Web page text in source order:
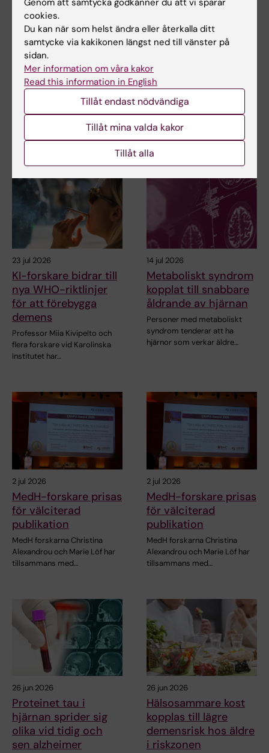
Uppdaterad av:
Webb Admin
Dela
Relaterade artiklar
23 jul 2026
KI-forskare bidrar till
nya WHO-riktlinjer
för att förebygga
demens
Professor Miia Kivipelto och
flera forskare vid Karolinska
Institutet har…
14 jul 2026
Metaboliskt syndrom
kopplat till snabbare
åldrande av hjärnan
Personer med metaboliskt
syndrom tenderar att ha
hjärnor som verkar äldre…
2 jul 2026
MedH-forskare prisas
för välciterad
publikation
MedH forskarna Christina
Alexandrou och Marie Löf har
tillsammans med…
2 jul 2026
MedH-forskare prisas
för välciterad
publikation
MedH forskarna Christina
Alexandrou och Marie Löf har
tillsammans med…
26 jun 2026
Proteinet tau i
hjärnan sprider sig
olika vid tidig och
sen alzheimer
26 jun 2026
Hälsosammare kost
kopplas till lägre
demensrisk hos äldre
i riskzonen
Genom att samtycka godkänner du att vi sparar
cookies.
Du kan när som helst ändra eller återkalla ditt
samtycke via kakikonen längst ned till vänster på
sidan.
Mer information om våra kakor
Read this information in English
Tillåt endast nödvändiga
Tillåt mina valda kakor
Tillåt alla